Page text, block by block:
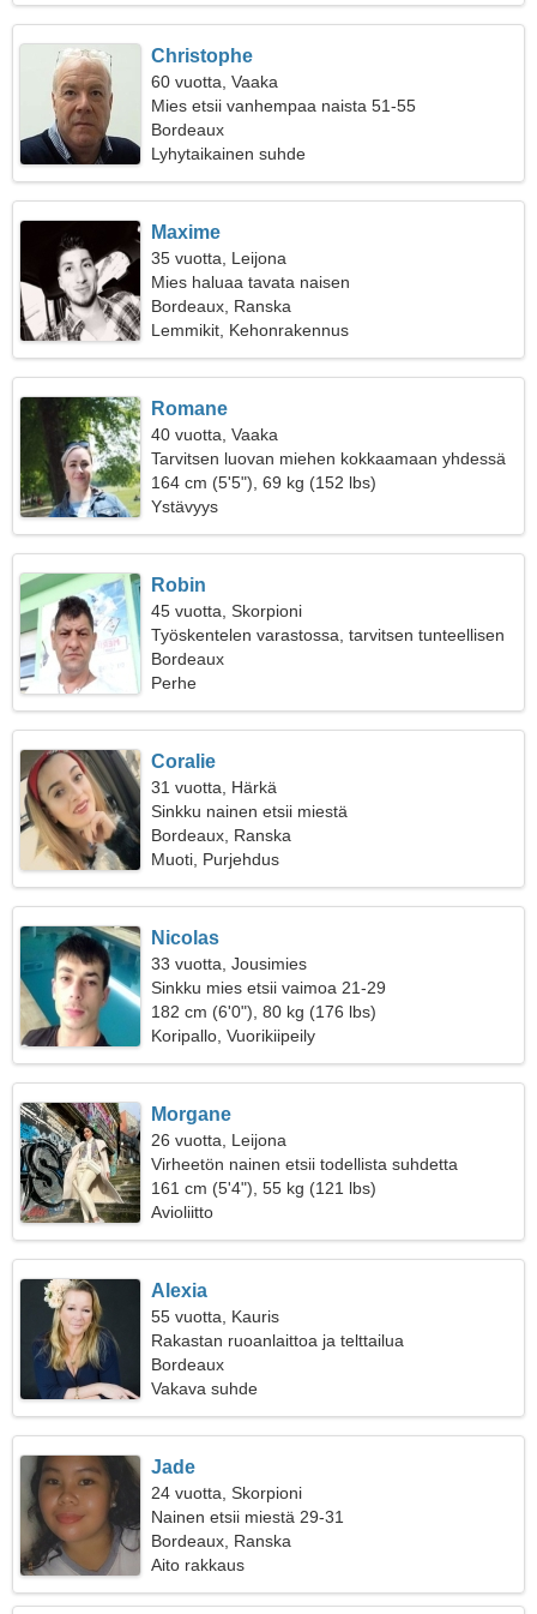
Christophe
60 vuotta, Vaaka
Mies etsii vanhempaa naista 51-55
Bordeaux
Lyhytaikainen suhde
Maxime
35 vuotta, Leijona
Mies haluaa tavata naisen
Bordeaux, Ranska
Lemmikit, Kehonrakennus
Romane
40 vuotta, Vaaka
Tarvitsen luovan miehen kokkaamaan yhdessä
164 cm (5'5"), 69 kg (152 lbs)
Ystävyys
Robin
45 vuotta, Skorpioni
Työskentelen varastossa, tarvitsen tunteellisen
naisen
Bordeaux
Perhe
Coralie
31 vuotta, Härkä
Sinkku nainen etsii miestä
Bordeaux, Ranska
Muoti, Purjehdus
Nicolas
33 vuotta, Jousimies
Sinkku mies etsii vaimoa 21-29
182 cm (6'0"), 80 kg (176 lbs)
Koripallo, Vuorikiipeily
Morgane
26 vuotta, Leijona
Virheetön nainen etsii todellista suhdetta
161 cm (5'4"), 55 kg (121 lbs)
Avioliitto
Alexia
55 vuotta, Kauris
Rakastan ruoanlaittoa ja telttailua
Bordeaux
Vakava suhde
Jade
24 vuotta, Skorpioni
Nainen etsii miestä 29-31
Bordeaux, Ranska
Aito rakkaus